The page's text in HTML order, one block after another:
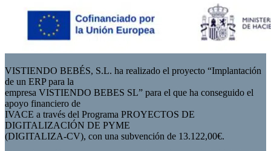
VISTIENDO BEBÉS, S.L. ha realizado el proyecto “Implantación
de un ERP para la
empresa VISTIENDO BEBES SL” para el que ha conseguido el
apoyo financiero de
IVACE a través del Programa PROYECTOS DE
DIGITALIZACIÓN DE PYME
(DIGITALIZA-CV), con una subvención de 13.122,00€.